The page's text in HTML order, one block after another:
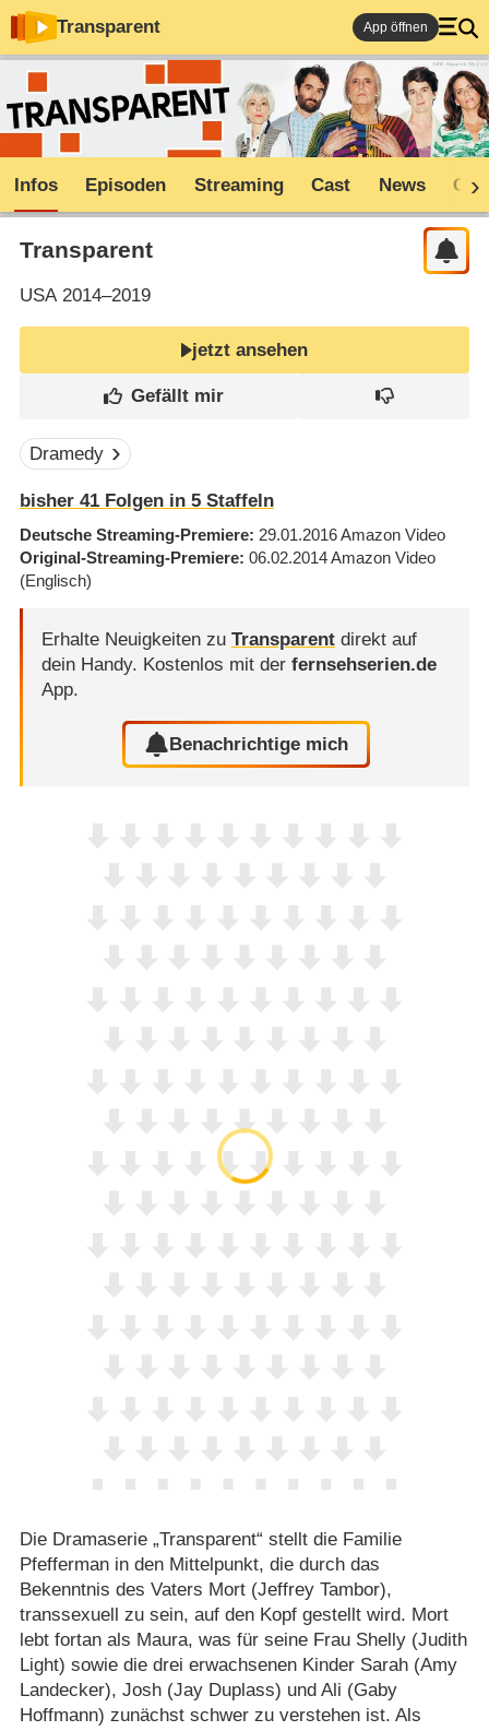
Transparent App öffnen
Infos Episoden Streaming Cast News
Transparent
USA2014–2019
jetzt ansehen
Dramedy
bisher 41Folgen in 5Staffeln
Deutsche Streaming-Premiere 29.01.2016Amazon Video
Original-Streaming-Premiere 06.02.2014Amazon Video
(Englisch)
Erhalte Neuigkeiten zu Transparentdirekt auf
dein Handy. Kostenlos mit der fernsehserien.de
App.
Benachrichtige mich
Die Dramaserie „Transparent“ stellt die Familie
Pfefferman in den Mittelpunkt, die durch das
Bekenntnis des Vaters Mort (Jeffrey Tambor),
transsexuell zu sein, auf den Kopf gestellt wird. Mort
lebt fortan als Maura, was für seine Frau Shelly (Judith
Light) sowie die drei erwachsenen Kinder Sarah (Amy
Landecker), Josh (Jay Duplass) und Ali (Gaby
Hoffmann) zunächst schwer zu verstehen ist. Als